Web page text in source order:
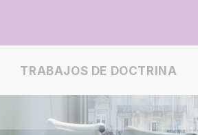
TRABAJOS DE DOCTRINA